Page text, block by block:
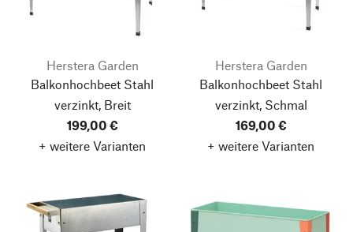
Herstera Garden
Balkonhochbeet Stahl
verzinkt, Breit
199,00 €
+ weitere Varianten
Herstera Garden
Balkonhochbeet Stahl
verzinkt, Schmal
169,00 €
+ weitere Varianten